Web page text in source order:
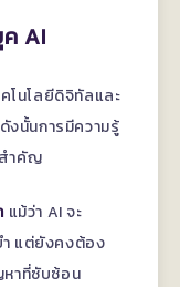
AI
คโนโลยีดิจิทัลและ
งนั้นการมีความรู้
สำคัญ
แม้ว่า AI จะ
ำ แต่ยังคงต้อง
หาที่ซับซ้อน